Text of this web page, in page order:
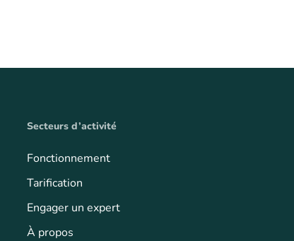
Secteurs d’activité
Fonctionnement
Tarification
Engager un expert
À propos